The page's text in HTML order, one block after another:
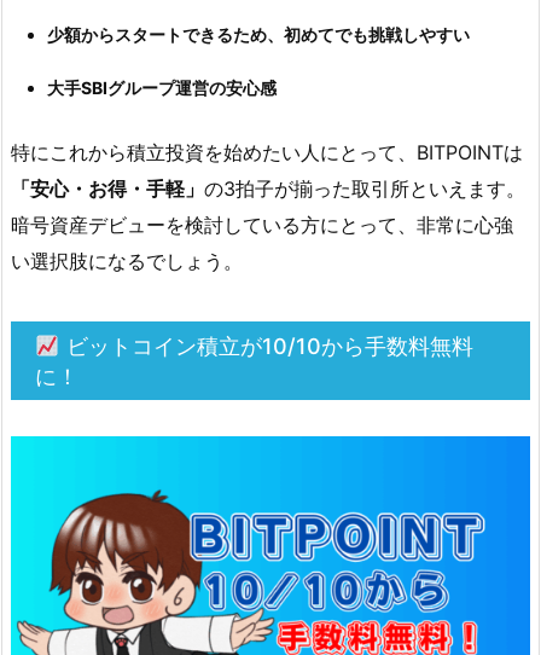
特
ら
に
2,
0
円
ト
コ
ン
少額からスタートできるため、初めてでも挑戦しやすい
大手SBIグループ運営の安心感
特にこれから積立投資を始めたい人にとって、BITPOINTは
「安心・お得・手軽」 の3拍子が揃った取引所といえます。
暗号資産デビューを検討している方にとって、非常に心強
い選択肢になるでしょう。
ビットコイン積立が10/10から手数料無料
に！